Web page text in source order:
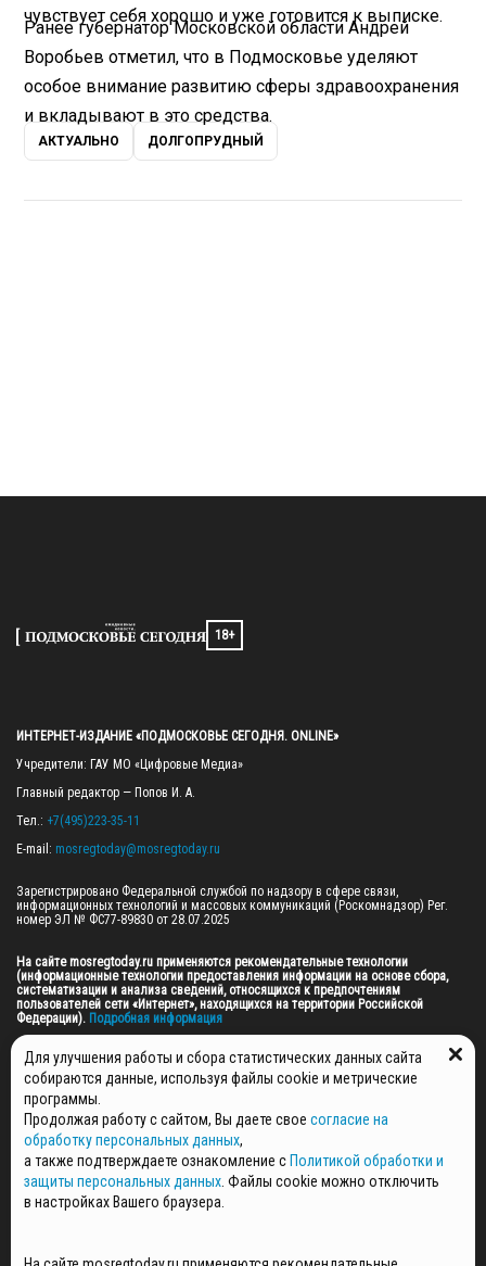
чувствует себя хорошо и уже готовится к выписке.
Ранее губернатор Московской области Андрей
Воробьев отметил, что в Подмосковье уделяют
особое внимание развитию сферы здравоохранения
и вкладывают в это средства.
АКТУАЛЬНО ДОЛГОПРУДНЫЙ
18+
ИНТЕРНЕТ-ИЗДАНИЕ «ПОДМОСКОВЬЕ СЕГОДНЯ. ONLINE»
Учредители: ГАУ МО «Цифровые Медиа»
Главный редактор — Попов И. А.
Тел.: +7(495)223-35-11
E-mail: mosregtoday@mosregtoday.ru
Зарегистрировано Федеральной службой по надзору в сфере связи,
информационных технологий и массовых коммуникаций (Роскомнадзор) Рег.
номер ЭЛ № ФС77-89830 от 28.07.2025
На сайте mosregtoday.ru применяются рекомендательные технологии
(информационные технологии предоставления информации на основе сбора,
систематизации и анализа сведений, относящихся к предпочтениям
пользователей сети «Интернет», находящихся на территории Российской
Федерации). Подробная информация
© 2026 ПРАВА НА ВСЕ МАТЕРИАЛЫ САЙТА ПРИНАДЛЕЖАТ ГАУ МО "ЦИФРОВЫЕ
МЕДИА" (ОГРН: 1255000059467).
ПОЛИТИКА ОБРАБОТКИ И ЗАЩИТЫ ПЕРСОНАЛЬНЫХ ДАННЫХ
НОВОСТИ
ГАЗЕТЫ
РЕКЛАМОДАТЕЛЯМ
Для улучшения работы и сбора статистических данных сайта
собираются данные, используя файлы cookie и метрические
программы.
Продолжая работу с сайтом, Вы даете свое согласие на
обработку персональных данных,
а также подтверждаете ознакомление с Политикой обработки и
защиты персональных данных . Файлы cookie можно отключить
в настройках Вашего браузера.